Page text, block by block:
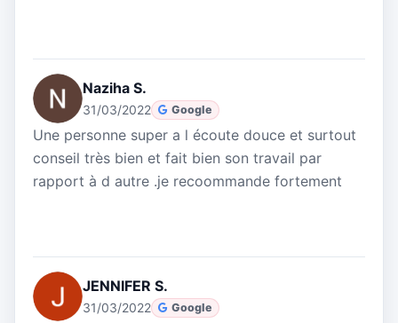
Naziha S.
31/03/2022 Google
Une personne super a l écoute douce et surtout
conseil très bien et fait bien son travail par
rapport à d autre .je recoommande fortement
JENNIFER S.
31/03/2022 Google